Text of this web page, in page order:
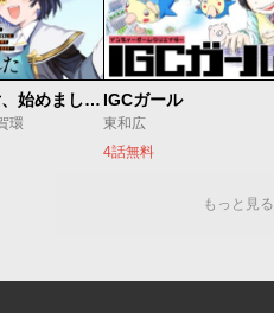
世界最強の魔女、始めました ～私だけ『攻略サイト』を見れる世界で自由に生きます～
環
IGCガール
東和広
4話無料
もっと見る